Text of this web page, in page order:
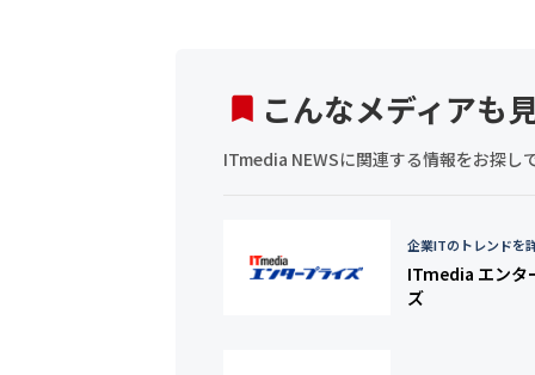
こんなメディアも
ITmedia NEWSに関連する情報をお探し
企業ITのトレンドを
ITmedia エンタ
ズ